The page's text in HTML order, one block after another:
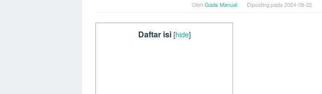
OlehGads Manual Diposting pada2024-08-22
Daftar isi [hide]